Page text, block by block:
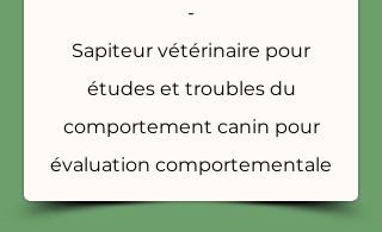
-
Sapiteur vétérinaire pour
études et troubles du
comportement canin pour
évaluation comportementale